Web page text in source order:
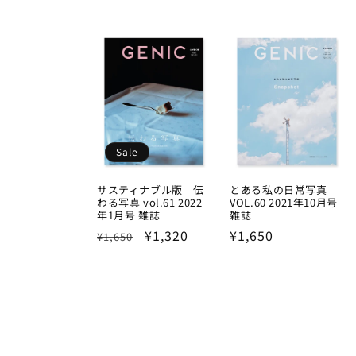
Sale
サスティナブル版｜伝
わる写真 vol.61 2022
年1月号 雑誌
Regular
¥1,650
Sale
¥1,320
とある私の日常写真
VOL.60 2021年10月号
雑誌
Regular
¥1,650